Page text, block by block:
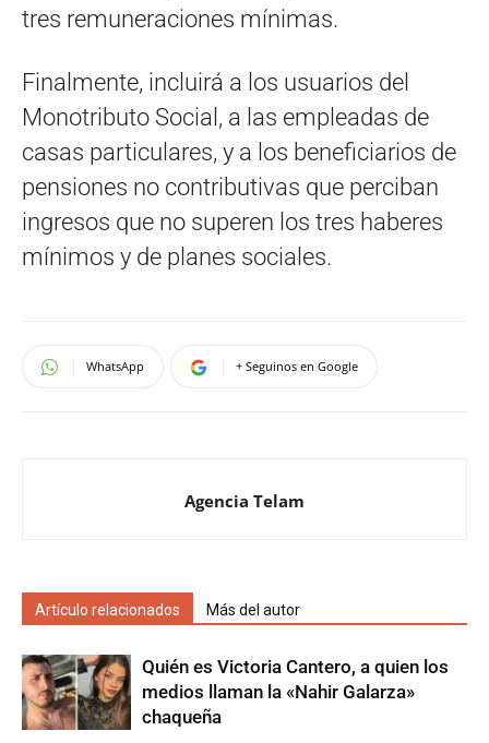
tres remuneraciones mínimas.
Finalmente, incluirá a los usuarios del
Monotributo Social, a las empleadas de
casas particulares, y a los beneficiarios de
pensiones no contributivas que perciban
ingresos que no superen los tres haberes
mínimos y de planes sociales.
WhatsApp + Seguinos en Google
Agencia Telam
Artículo relacionados Más del autor
Quién es Victoria Cantero, a quien los
medios llaman la «Nahir Galarza»
chaqueña